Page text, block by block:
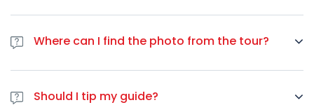
When you join our tour, we will either check your
reservation and we will take your email address. We use
your email address to send you a group picture from the
typical Nicoise food, how to get around in Nice and much
Where can I find the photo from the tour?
During every tour we take a group picture as a memory of
our time spend together. We always post these pictures on
Should I tip my guide?